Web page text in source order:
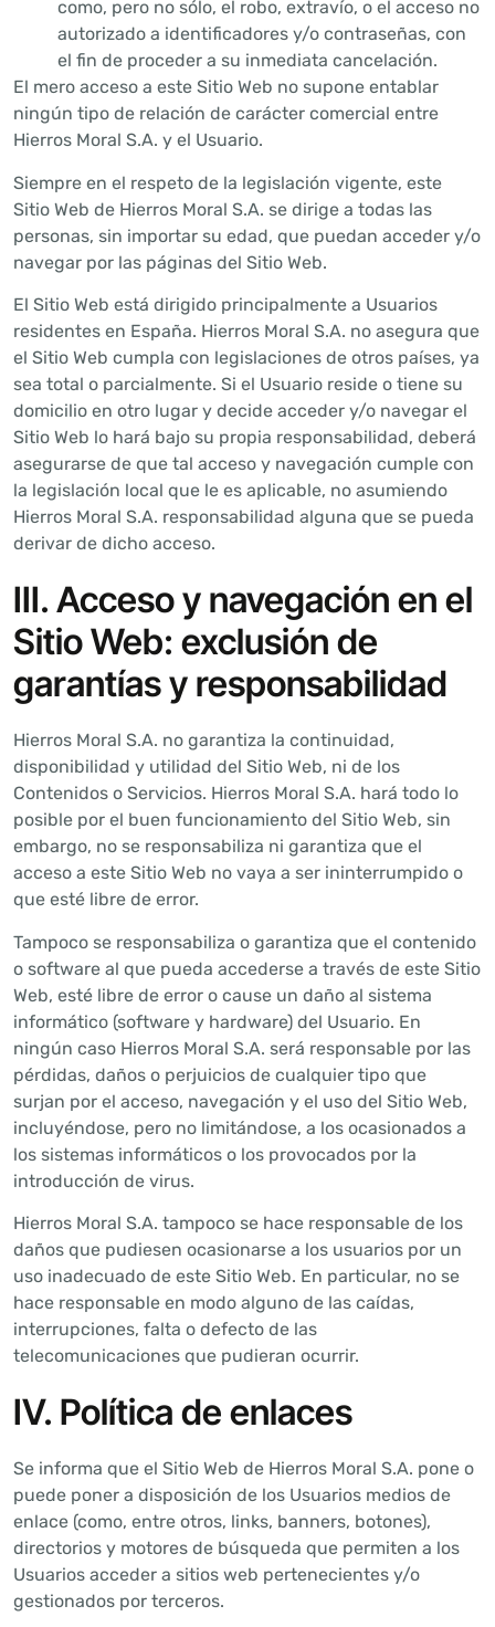
como, pero no sólo, el robo, extravío, o el acceso no
autorizado a identificadores y/o contraseñas, con
el fin de proceder a su inmediata cancelación.
El mero acceso a este Sitio Web no supone entablar
ningún tipo de relación de carácter comercial entre
Hierros Moral S.A. y el Usuario.
Siempre en el respeto de la legislación vigente, este
Sitio Web de Hierros Moral S.A. se dirige a todas las
personas, sin importar su edad, que puedan acceder y/o
navegar por las páginas del Sitio Web.
El Sitio Web está dirigido principalmente a Usuarios
residentes en España. Hierros Moral S.A. no asegura que
el Sitio Web cumpla con legislaciones de otros países, ya
sea total o parcialmente. Si el Usuario reside o tiene su
domicilio en otro lugar y decide acceder y/o navegar el
Sitio Web lo hará bajo su propia responsabilidad, deberá
asegurarse de que tal acceso y navegación cumple con
la legislación local que le es aplicable, no asumiendo
Hierros Moral S.A. responsabilidad alguna que se pueda
derivar de dicho acceso.
III. Acceso y navegación en el
Sitio Web: exclusión de
garantías y responsabilidad
Hierros Moral S.A. no garantiza la continuidad,
disponibilidad y utilidad del Sitio Web, ni de los
Contenidos o Servicios. Hierros Moral S.A. hará todo lo
posible por el buen funcionamiento del Sitio Web, sin
embargo, no se responsabiliza ni garantiza que el
acceso a este Sitio Web no vaya a ser ininterrumpido o
que esté libre de error.
Tampoco se responsabiliza o garantiza que el contenido
o software al que pueda accederse a través de este Sitio
Web, esté libre de error o cause un daño al sistema
informático (software y hardware) del Usuario. En
ningún caso Hierros Moral S.A. será responsable por las
pérdidas, daños o perjuicios de cualquier tipo que
surjan por el acceso, navegación y el uso del Sitio Web,
incluyéndose, pero no limitándose, a los ocasionados a
los sistemas informáticos o los provocados por la
introducción de virus.
Hierros Moral S.A. tampoco se hace responsable de los
daños que pudiesen ocasionarse a los usuarios por un
uso inadecuado de este Sitio Web. En particular, no se
hace responsable en modo alguno de las caídas,
interrupciones, falta o defecto de las
telecomunicaciones que pudieran ocurrir.
IV. Política de enlaces
Se informa que el Sitio Web de Hierros Moral S.A. pone o
puede poner a disposición de los Usuarios medios de
enlace (como, entre otros, links, banners, botones),
directorios y motores de búsqueda que permiten a los
Usuarios acceder a sitios web pertenecientes y/o
gestionados por terceros.